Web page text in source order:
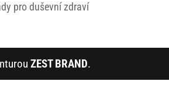
pro duševní zdraví
ZEST BRAND.